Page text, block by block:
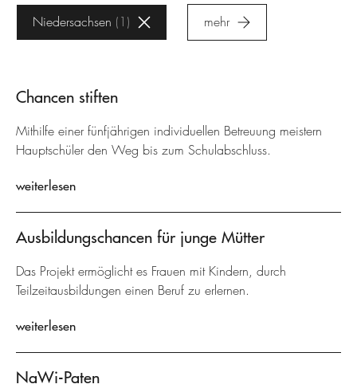
Niedersachsen 1 mehr
Chancen stiften
Mithilfe einer fünfjährigen individuellen Betreuung meistern
Hauptschüler den Weg bis zum Schulabschluss.
weiterlesen
Ausbildungschancen für junge Mütter
Das Projekt ermöglicht es Frauen mit Kindern, durch
Teilzeitausbildungen einen Beruf zu erlernen.
weiterlesen
NaWi-Paten